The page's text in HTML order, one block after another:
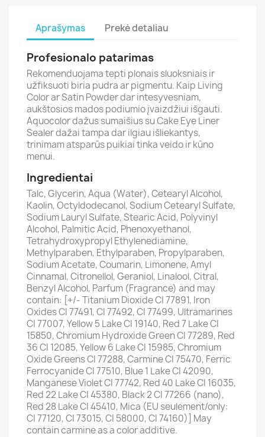
Aprašymas Prekė detaliau
Profesionalo patarimas
Rekomenduojama tepti plonais sluoksniais ir
užfiksuoti biria pudra ar pigmentu. Kaip Living
Color ar Satin Powder dar intesyvesniam,
aukštosios mados podiumio įvaizdžiui išgauti.
Aquocolor dažus sumaišius su Cake Eye Liner
Sealer dažai tampa dar ilgiau išliekantys,
trinimam atsparūs puikiai tinka veido ir kūno
menui.
Ingredientai
Talc, Glycerin, Aqua (Water), Cetearyl Alcohol,
Kaolin, Octyldodecanol, Sodium Cetearyl Sulfate,
Sodium Lauryl Sulfate, Stearic Acid, Polyvinyl
Alcohol, Palmitic Acid, Phenoxyethanol,
Tetrahydroxypropyl Ethylenediamine,
Methylparaben, Ethylparaben, Propylparaben,
Sodium Acetate, Coumarin, Limonene, Amyl
Cinnamal, Citronellol, Geraniol, Linalool, Citral,
Benzyl Alcohol, Parfum (Fragrance) and may
contain: [+/- Titanium Dioxide CI 77891, Iron
Oxides CI 77491, CI 77492, CI 77499, Ultramarines
CI 77007, Yellow 5 Lake CI 19140, Red 7 Lake CI
15850, Chromium Hydroxide Green CI 77289, Red
36 CI 12085, Yellow 6 Lake CI 15985, Chromium
Oxide Greens CI 77288, Carmine CI 75470, Ferric
Ferrocyanide CI 77510, Blue 1 Lake CI 42090,
Manganese Violet CI 77742, Red 40 Lake CI 16035,
Red 22 Lake CI 45380, Black 2 CI 77266 (nano),
Red 28 Lake CI 45410, Mica (EU seulement/only:
CI 77120, CI 73015, CI 58000, CI 74160)] May
contain carmine as a color additive.